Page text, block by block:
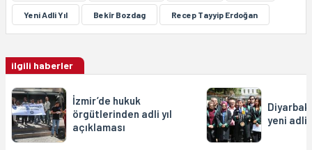
Yeni Adli Yıl Bekîr Bozdag Recep Tayyip Erdoğan
ilgili haberler
İzmir’de hukuk
örgütlerinden adli yıl
açıklaması
yeni adli